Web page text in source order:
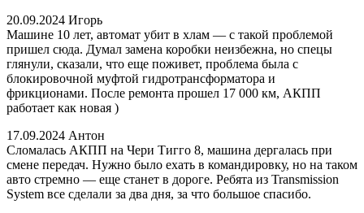
20.09.2024 Игорь
Машине 10 лет, автомат убит в хлам — с такой проблемой
пришел сюда. Думал замена коробки неизбежна, но спецы
глянули, сказали, что еще поживет, проблема была с
блокировочной муфтой гидротрансформатора и
фрикционами. После ремонта прошел 17 000 км, АКПП
работает как новая )
17.09.2024 Антон
Сломалась АКПП на Чери Тигго 8, машина дергалась при
смене передач. Нужно было ехать в командировку, но на таком
авто стремно — еще станет в дороге. Ребята из Transmission
System все сделали за два дня, за что большое спасибо.